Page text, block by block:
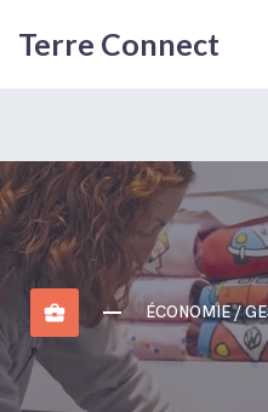
Terre Connect
business_center ÉCONOMIE /